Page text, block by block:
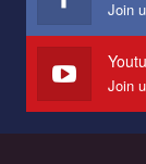
Мы просим
наш план по
СОГИ в Украине.
Все, что вам
по этой ссылке
Join